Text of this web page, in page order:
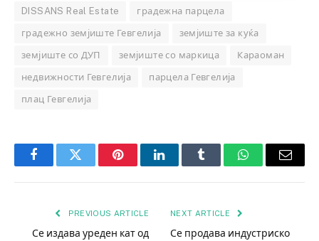
DISSANS Real Estate градежна парцела
градежно земјиште Гевгелија земјиште за куќа
земјиште со ДУП земјиште со маркица Караоман
недвижности Гевгелија парцела Гевгелија
плац Гевгелија
FacebookTwitter PinterestLinkedInTumblr WhatsAppEmail
PREVIOUS ARTICLE
Се издава уреден кат од
NEXT ARTICLE
Се продава индустриско